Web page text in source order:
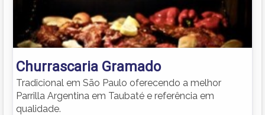
Churrascaria Gramado
Tradicional em São Paulo oferecendo a melhor
Parrilla Argentina em Taubaté e referência em
qualidade.